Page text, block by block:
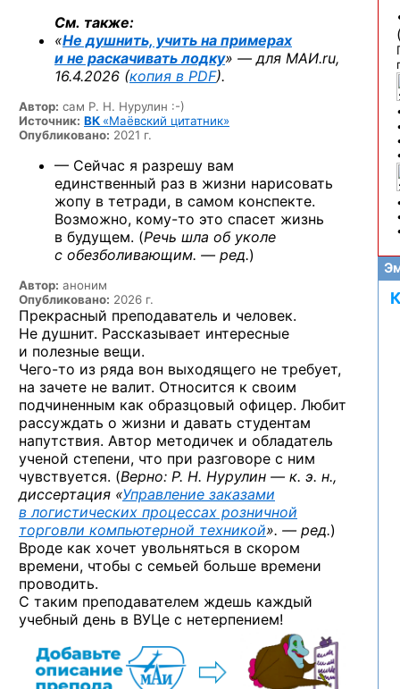
См. также:
«Не душнить, учить на примерах
и не раскачивать лодку» — для МАИ.ru,
16.4.2026 (копия в PDF).
Автор: сам Р. Н. Нурулин :-)
Источник: ВК «Маёвский цитатник»
Опубликовано: 2021 г.
— Сейчас я разрешу вам
единственный раз в жизни нарисовать
жопу в тетради, в самом конспекте.
Возможно, кому-то это спасет жизнь
в будущем. (Речь шла об уколе
с обезболивающим. — ред.)
Автор: аноним
Опубликовано: 2026 г.
Прекрасный преподаватель и человек.
Не душнит. Рассказывает интересные
и полезные вещи.
Чего-то из ряда вон выходящего не требует,
на зачете не валит. Относится к своим
подчиненным как образцовый офицер. Любит
рассуждать о жизни и давать студентам
напутствия. Автор методичек и обладатель
ученой степени, что при разговоре с ним
чувствуется. (Верно: Р. Н. Нурулин — к. э. н.,
диссертация «Управление заказами
в логистических процессах розничной
торговли компьютерной техникой». — ред.)
Вроде как хочет увольняться в скором
времени, чтобы с семьей больше времени
проводить.
С таким преподавателем ждешь каждый
учебный день в ВУЦе с нетерпением!